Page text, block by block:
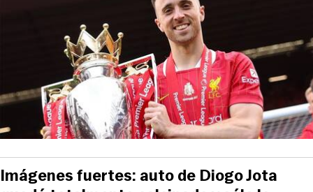
Imágenes fuertes: auto de Diogo Jota